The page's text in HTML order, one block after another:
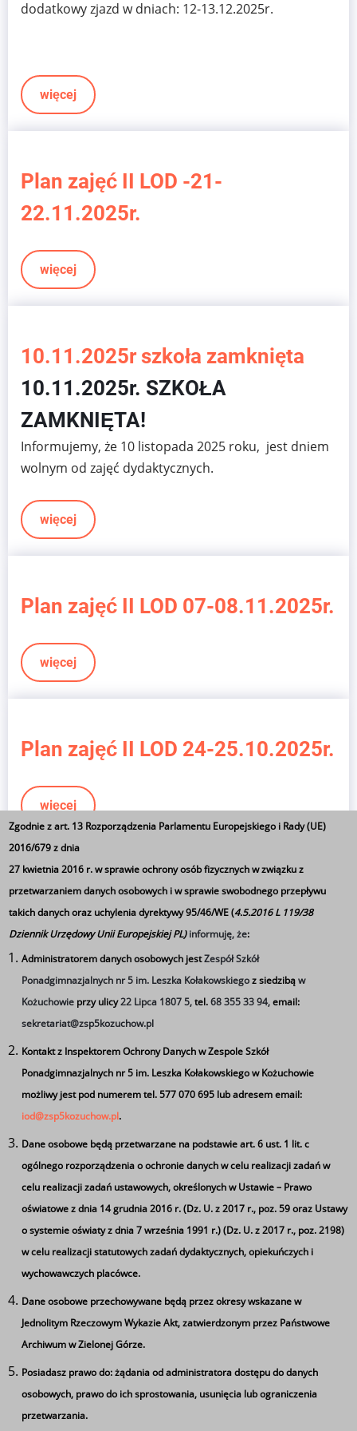
dodatkowy zjazd w dniach: 12-13.12.2025r.
więcej
Plan zajęć II LOD -21-
22.11.2025r.
więcej
10.11.2025r szkoła zamknięta
10.11.2025r. SZKOŁA
ZAMKNIĘTA!
Informujemy, że 10 listopada 2025 roku, jest dniem
wolnym od zajęć dydaktycznych.
więcej
Plan zajęć II LOD 07-08.11.2025r.
więcej
Plan zajęć II LOD 24-25.10.2025r.
więcej
Stronicowanie
Pierwsza
strona
« Pierwsza
Poprzednia
strona
‹ Poprzednia Strona
1 Strona
2
Bieżąca
strona
3
Strona
5 Strona
6 Strona
7 Strona
8 Strona
9 …
Następna
strona
Następna ›
Ostatnia
strona
Ostatnia »
Ta strona wykorzystuje pliki cookie
Używamy informacji zapisanych za pomocą plików
Zgodnie z art. 13 Rozporządzenia Parlamentu Europejskiego i Rady (UE)
2016/679 z dnia
27 kwietnia 2016 r. w sprawie ochrony osób fizycznych w związku z
przetwarzaniem danych osobowych i w sprawie swobodnego przepływu
takich danych oraz uchylenia dyrektywy 95/46/WE (4.5.2016 L 119/38
Dziennik Urzędowy Unii Europejskiej PL)informuję, że:
Administratorem danych osobowych jestZespół Szkół
Ponadgimnazjalnych nr 5 im. Leszka Kołakowskiegoz siedzibąw
Kożuchowie przy ulicy22 Lipca 1807 5,tel.68 355 33 94,email:
sekretariat@zsp5kozuchow.pl
Kontakt z Inspektorem Ochrony Danych w Zespole Szkół
Ponadgimnazjalnych nr 5 im. Leszka Kołakowskiego w Kożuchowie
możliwy jest pod numerem tel. 577 070 695 lub adresem email:
iod@zsp5kozuchow.pl.
Dane osobowe będą przetwarzane na podstawie art. 6 ust. 1 lit. c
ogólnego rozporządzenia o ochronie danych w celu realizacji zadań w
celu realizacji zadań ustawowych, określonych w Ustawie – Prawo
oświatowe z dnia 14 grudnia 2016 r. (Dz. U. z 2017 r., poz. 59 oraz Ustawy
o systemie oświaty z dnia 7 września 1991 r.) (Dz. U. z 2017 r., poz. 2198)
w celu realizacji statutowych zadań dydaktycznych, opiekuńczych i
wychowawczych placówce.
Dane osobowe przechowywane będą przez okresy wskazane w
Jednolitym Rzeczowym Wykazie Akt, zatwierdzonym przez Państwowe
Archiwum w Zielonej Górze.
Posiadasz prawo do: żądania od administratora dostępu do danych
osobowych, prawo do ich sprostowania, usunięcia lub ograniczenia
przetwarzania.